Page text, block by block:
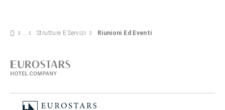
Strutture E Servizi Riunioni Ed Eventi